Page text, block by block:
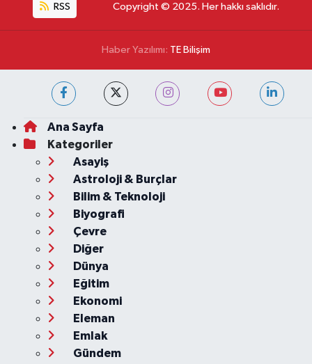
RSS Copyright © 2025. Her hakkı saklıdır.
Haber Yazılımı: TE Bilişim
Ana Sayfa
Kategoriler
Asayiş
Astroloji & Burçlar
Bilim & Teknoloji
Biyografi
Çevre
Diğer
Dünya
Eğitim
Ekonomi
Eleman
Emlak
Gündem